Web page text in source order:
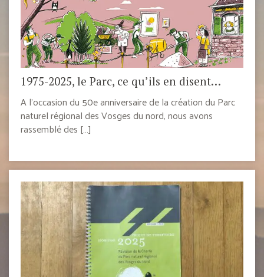
1975-2025, le Parc, ce qu’ils en disent…
A l’occasion du 50e anniversaire de la création du Parc
naturel régional des Vosges du nord, nous avons
rassemblé des […]